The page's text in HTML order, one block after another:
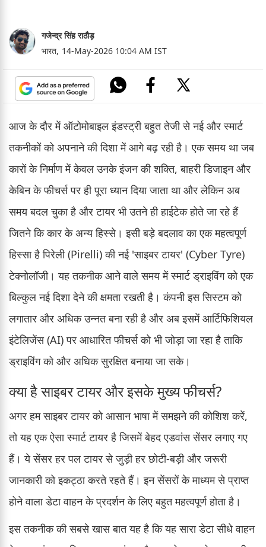
गजेन्द्र सिंह राठौड़
भारत, 14-May-2026 10:04 AM IST
आज के दौर में ऑटोमोबाइल इंडस्ट्री बहुत तेजी से नई और स्मार्ट
तकनीकों को अपनाने की दिशा में आगे बढ़ रही है। एक समय था जब
कारों के निर्माण में केवल उनके इंजन की शक्ति, बाहरी डिजाइन और
केबिन के फीचर्स पर ही पूरा ध्यान दिया जाता था और लेकिन अब
समय बदल चुका है और टायर भी उतने ही हाईटेक होते जा रहे हैं
जितने कि कार के अन्य हिस्से। इसी बड़े बदलाव का एक महत्वपूर्ण
हिस्सा है पिरेली (Pirelli) की नई 'साइबर टायर' (Cyber Tyre)
टेक्नोलॉजी। यह तकनीक आने वाले समय में स्मार्ट ड्राइविंग को एक
बिल्कुल नई दिशा देने की क्षमता रखती है। कंपनी इस सिस्टम को
लगातार और अधिक उन्नत बना रही है और अब इसमें आर्टिफिशियल
इंटेलिजेंस (AI) पर आधारित फीचर्स को भी जोड़ा जा रहा है ताकि
ड्राइविंग को और अधिक सुरक्षित बनाया जा सके।
क्या है साइबर टायर और इसके मुख्य फीचर्स?
अगर हम साइबर टायर को आसान भाषा में समझने की कोशिश करें,
तो यह एक ऐसा स्मार्ट टायर है जिसमें बेहद एडवांस सेंसर लगाए गए
हैं। ये सेंसर हर पल टायर से जुड़ी हर छोटी-बड़ी और जरूरी
जानकारी को इकट्ठा करते रहते हैं। इन सेंसरों के माध्यम से प्राप्त
होने वाला डेटा वाहन के प्रदर्शन के लिए बहुत महत्वपूर्ण होता है।
इस तकनीक की सबसे खास बात यह है कि यह सारा डेटा सीधे वाहन